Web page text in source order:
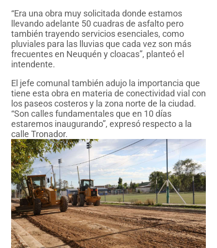
“Era una obra muy solicitada donde estamos
llevando adelante 50 cuadras de asfalto pero
también trayendo servicios esenciales, como
pluviales para las lluvias que cada vez son más
frecuentes en Neuquén y cloacas”, planteó el
intendente.
El jefe comunal también adujo la importancia que
tiene esta obra en materia de conectividad vial con
los paseos costeros y la zona norte de la ciudad.
“Son calles fundamentales que en 10 días
estaremos inaugurando”, expresó respecto a la
calle Tronador.